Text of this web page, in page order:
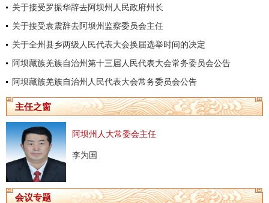
关于接受罗振华辞去阿坝州人民政府州长
关于接受袁震辞去阿坝州监察委员会主任
关于全州县乡两级人民代表大会换届选举时间的决定
阿坝藏族羌族自治州第十三届人民代表大会常务委员会公告
阿坝藏族羌族自治州人民代表大会常务委员会公告
主任之窗
阿坝州人大常委会主任
李为国
会议专题